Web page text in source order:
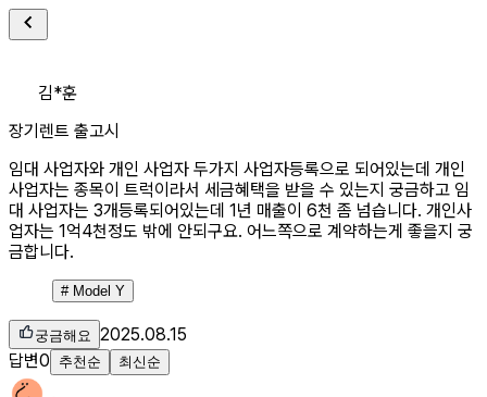
김*훈
장기렌트 출고시
임대 사업자와 개인 사업자 두가지 사업자등록으로 되어있는데 개인
사업자는 종목이 트럭이라서 세금혜택을 받을 수 있는지 궁금하고 임
대 사업자는 3개등록되어있는데 1년 매출이 6천 좀 넘습니다. 개인사
업자는 1억4천정도 밖에 안되구요. 어느쪽으로 계약하는게 좋을지 궁
금합니다.
# Model Y
궁금해요 2025.08.15
답변0 추천순 최신순